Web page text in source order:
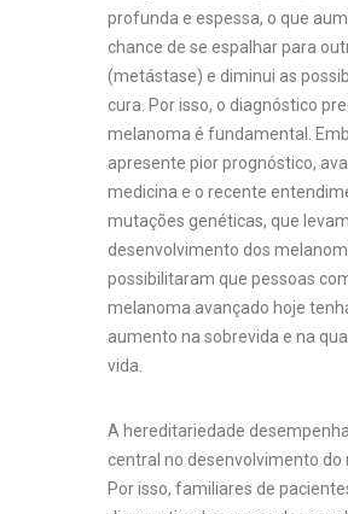
profunda e espessa, o que
chance de se espalhar para
(metástase) e diminui as
cura. Por isso, o diagnóstico
melanoma é fundamental.
apresente pior prognóstico,
medicina e o recente
mutações genéticas, que
desenvolvimento dos
possibilitaram que pessoas
melanoma avançado hoje
aumento na sobrevida e na
vida.
A hereditariedade
central no desenvolvimento do
Por isso, familiares de